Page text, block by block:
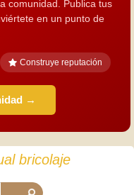
comunidad. Publica tus
en un punto de
Construye reputación
→
bricolaje